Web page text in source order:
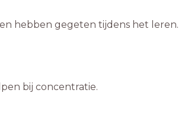
hebben gegeten tijdens het leren.
bij concentratie.